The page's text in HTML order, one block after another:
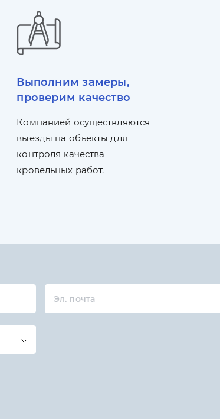
Выполним замеры,
проверим качество
Компанией осуществляются
выезды на объекты для
контроля качества
кровельных работ.
Эл. почта